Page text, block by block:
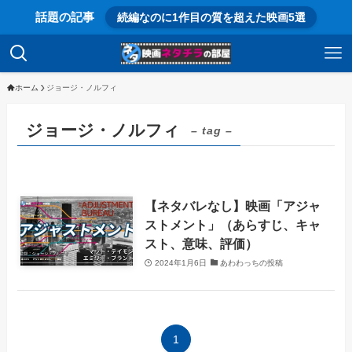
話題の記事 続編なのに1作目の質を超えた映画5選
ホーム ジョージ・ノルフィ
ジョージ・ノルフィ – tag –
【ネタバレなし】映画「アジャ
ストメント」（あらすじ、キャ
スト、意味、評価）
2024年1月6日 あわわっちの投稿
1